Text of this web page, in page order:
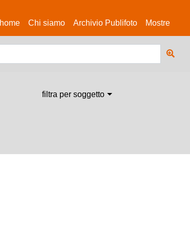
home(current)
Chi siamo Archivio Publifoto Mostre
filtra per soggetto